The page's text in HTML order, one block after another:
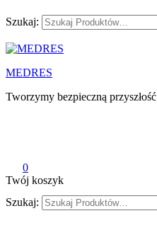
Szukaj:
MEDRES
Tworzymy bezpieczną przyszłość
0
Twój koszyk
Szukaj: